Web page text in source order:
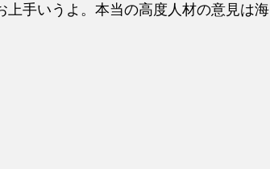
手いうよ。本当の高度人材の意見は海